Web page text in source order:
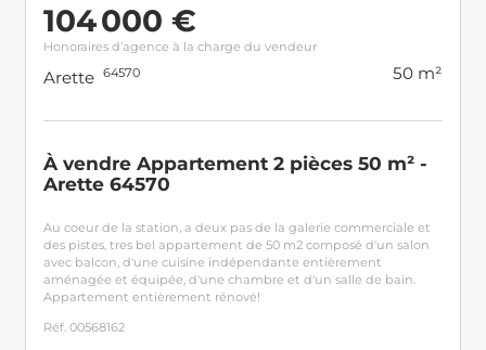
À vendre Appartement 2 pièces 50 m² -
Arette 64570
Au coeur de la station, a deux pas de la galerie commerciale et
des pistes, tres bel appartement de 50 m2 composé d'un salon
avec balcon, d'une cuisine indépendante entièrement
aménagée et équipée, d'une chambre et d'un salle de bain.
Appartement entièrement rénové!
Réf. 00568162
104 000 €
Honoraires d’agence à la charge du vendeur
Arette 64570 50 m²